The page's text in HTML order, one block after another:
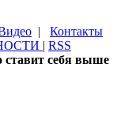
| Контакты
| RSS
ставит себя выше